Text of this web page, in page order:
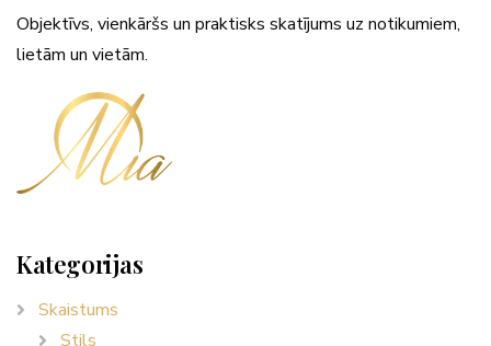
Objektīvs, vienkāršs un praktisks skatījums uz notikumiem,
lietām un vietām.
Kategorijas
Skaistums
Stils